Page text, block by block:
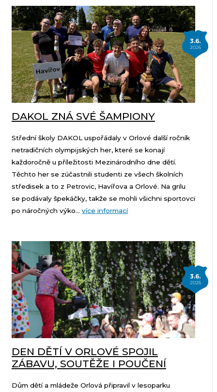
3.6.
2026
DAKOL ZNÁ SVÉ ŠAMPIONY
Střední školy DAKOL uspořádaly v Orlové další ročník
netradičních olympijských her, které se konají
každoročně u příležitosti Mezinárodního dne dětí.
Těchto her se zúčastnili studenti ze všech školních
středisek a to z Petrovic, Havířova a Orlové. Na grilu
se podávaly špekáčky, takže se mohli všichni sportovci
po náročných výko... více informací
3.6.
2026
DEN DĚTÍ V ORLOVÉ SPOJIL
ZÁBAVU, SOUTĚŽE I POUČENÍ
Dům dětí a mládeže Orlová připravil v lesoparku